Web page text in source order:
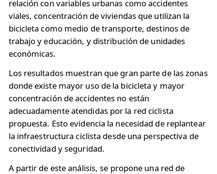
relación con variables urbanas como accidentes
viales, concentración de viviendas que utilizan la
bicicleta como medio de transporte, destinos de
trabajo y educación, y distribución de unidades
económicas.
Los resultados muestran que gran parte de las zonas
donde existe mayor uso de la bicicleta y mayor
concentración de accidentes no están
adecuadamente atendidas por la red ciclista
propuesta. Esto evidencia la necesidad de replantear
la infraestructura ciclista desde una perspectiva de
conectividad y seguridad.
A partir de este análisis, se propone una red de